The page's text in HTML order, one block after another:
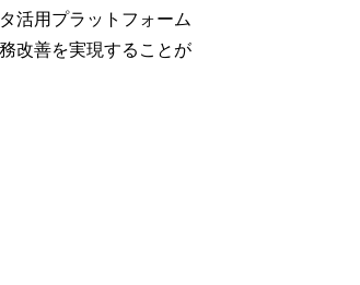
活用プラットフォーム
改善を実現することが